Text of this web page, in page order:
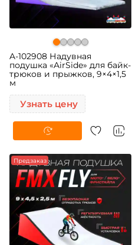
A-102908 Надувная
подушка «AirSide» для байк-
трюков и прыжков, 9×4×1,5
м
Узнать цену
Предзаказ